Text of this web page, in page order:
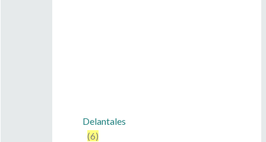
Delantales
(6)